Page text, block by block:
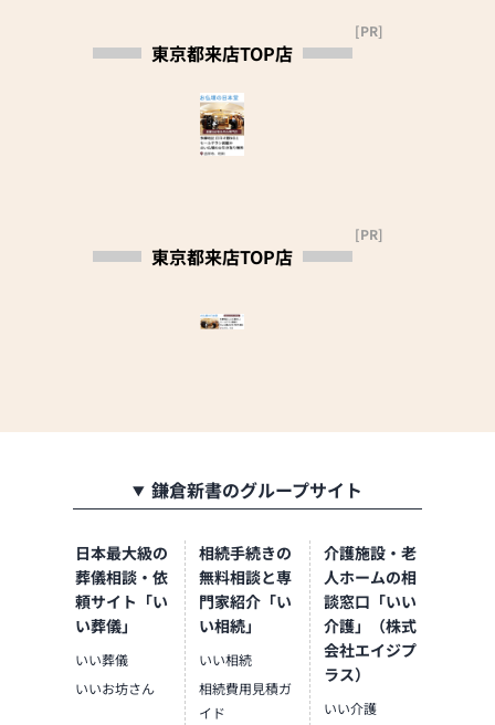
度、当店にお越しくださ
い。心地よい空間で、お
仏壇や仏具をご覧いただ
けます。スタッフ一同、
心よりお待ちしておりま
8/31まで大幅値下げを
ご家族でご覧になりにい
らっしゃって見て下さい
また、下の「イチ押し記
そちらに、たくさんのお
特別休業（12/29～1/3）
東京都来店TOP店
[PR]
東京都来店TOP店
[PR]
鎌倉新書のグループサイト
日本最大級の
葬儀相談・依
頼サイト「い
い葬儀」
いい葬儀
いいお坊さん
相続手続きの
無料相談と専
門家紹介「い
い相続」
いい相続
相続費用見積ガ
イド
介護施設・老
人ホームの相
談窓口「いい
介護」（株式
会社エイジプ
ラス）
いい介護